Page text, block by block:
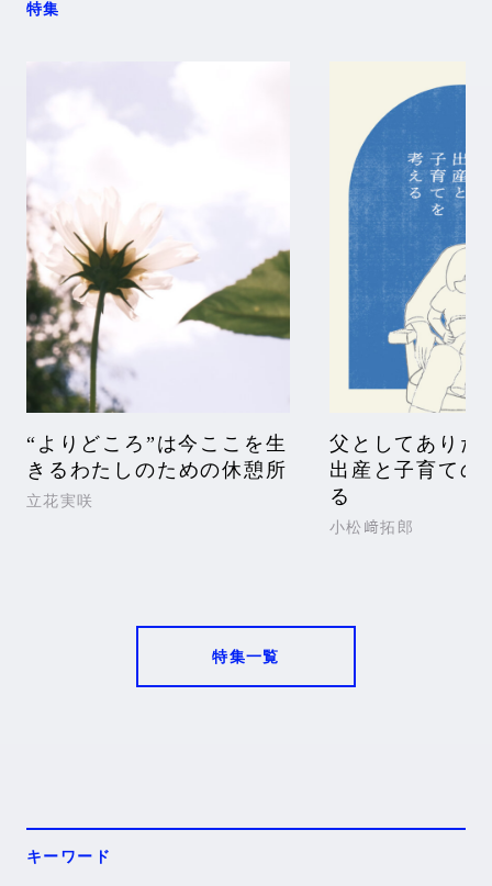
特集
“よりどころ”は今ここを生
きるわたしのための休憩所
立花実咲
父としてありた
出産と子育ての
る
小松﨑拓郎
特集一覧
キーワード